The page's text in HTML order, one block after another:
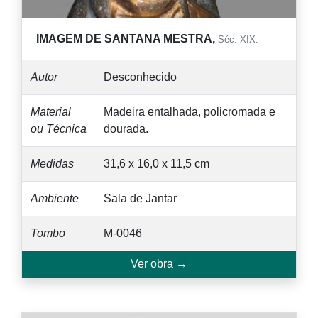
IMAGEM DE SANTANA MESTRA, Séc. XIX.
Autor Desconhecido
Material
ou Técnica
Madeira entalhada, policromada e
dourada.
Medidas 31,6 x 16,0 x 11,5 cm
Ambiente Sala de Jantar
Tombo M-0046
Ver obra →